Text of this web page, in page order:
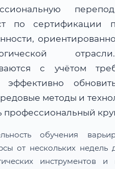
по сертификации
с учётом
эффективно
методы и
профессиональный
обучения
от нескольких
инструментов и